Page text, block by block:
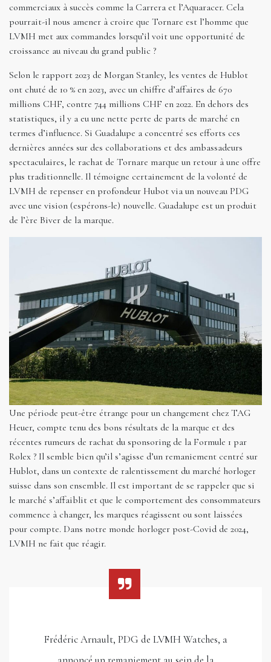
commerciaux à succès comme la Carrera et l’Aquaracer. Cela
pourrait-il nous amener à croire que Tornare est l’homme que
LVMH met aux commandes lorsqu’il voit une opportunité de
croissance au niveau du grand public ?
Selon le rapport 2023 de Morgan Stanley, les ventes de Hublot
ont chuté de 10 % en 2023, avec un chiffre d’affaires de 670
millions CHF, contre 744 millions CHF en 2022. En dehors des
statistiques, il y a eu une nette perte de parts de marché en
termes d’influence. Si Guadalupe a concentré ses efforts ces
dernières années sur des collaborations et des ambassadeurs
spectaculaires, le rachat de Tornare marque un retour à une offre
plus traditionnelle. Il témoigne certainement de la volonté de
LVMH de repenser en profondeur Hubot via un nouveau PDG
avec une vision (espérons-le) nouvelle. Guadalupe est un produit
de l’ère Biver de la marque.
Une période peut-être étrange pour un changement chez TAG
Heuer, compte tenu des bons résultats de la marque et des
récentes rumeurs de rachat du sponsoring de la Formule 1 par
Rolex ? Il semble bien qu’il s’agisse d’un remaniement centré sur
Hublot, dans un contexte de ralentissement du marché horloger
suisse dans son ensemble. Il est important de se rappeler que si
le marché s’affaiblit et que le comportement des consommateurs
commence à changer, les marques réagissent ou sont laissées
pour compte. Dans notre monde horloger post-Covid de 2024,
LVMH ne fait que réagir.
Frédéric Arnault, PDG de LVMH Watches, a